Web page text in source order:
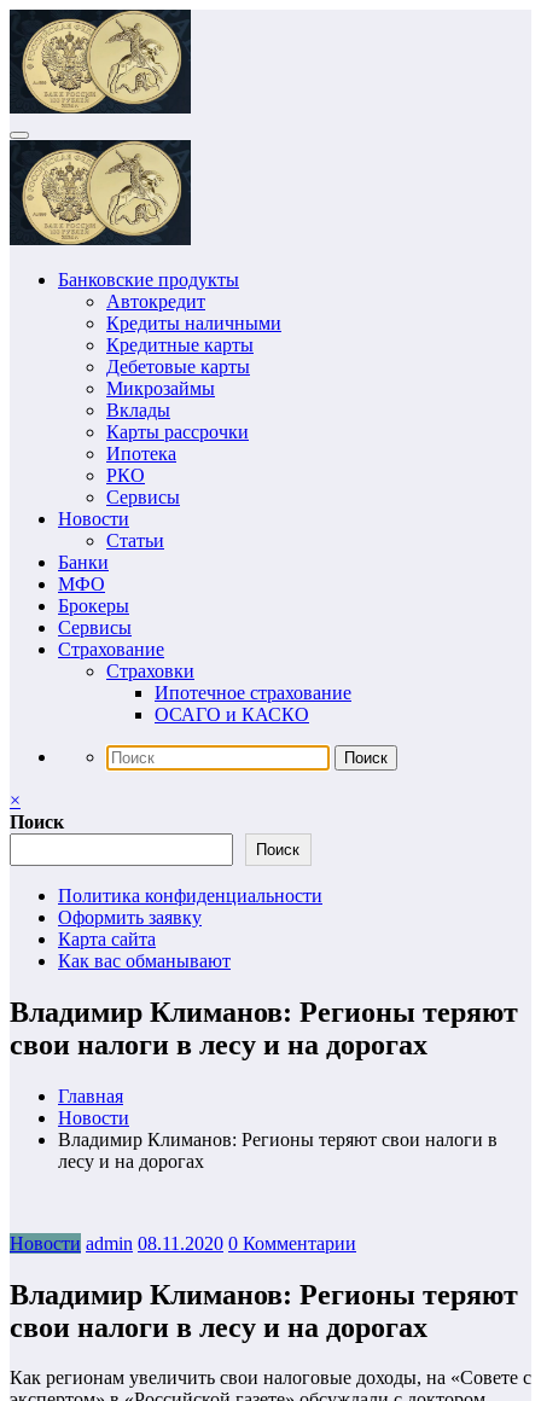
Перейти
содержимому
Банковские продукты
Автокредит
Кредиты наличными
Кредитные карты
Дебетовые карты
Микрозаймы
Вклады
Карты рассрочки
Ипотека
РКО
Сервисы
Новости
Статьи
Банки
МФО
Брокеры
Сервисы
Страхование
Страховки
Ипотечное страхование
ОСАГО и КАСКО
×
Поиск
Поиск
Политика конфиденциальности
Оформить заявку
Карта сайта
Как вас обманывают
Владимир Климанов: Регионы теряют
свои налоги в лесу и на дорогах
Главная
Новости
Владимир Климанов: Регионы теряют свои налоги в
лесу и на дорогах
Новости admin 08.11.2020 0 Комментарии
Владимир Климанов: Регионы теряют
свои налоги в лесу и на дорогах
Как регионам увеличить свои налоговые доходы, на «Совете с